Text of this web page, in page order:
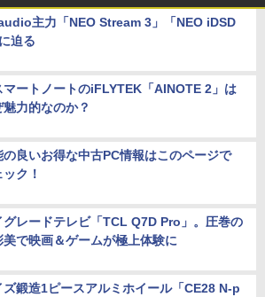
主力「NEO Stream 3」「NEO iDSD
迫る
マートノートのiFLYTEK「AINOTE 2」は
魅力的なのか？
の良いお得な中古PC情報はこのページで
ク！
グレードテレビ「TCL Q7D Pro」。圧巻の
美で映画＆ゲームが極上体験に
ズ鍛造1ピースアルミホイール「CE28 N-p